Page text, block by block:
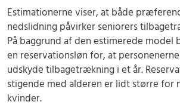
Estimationerne viser, at både
nedslidning påvirker seniorers
På baggrund af den estimerede model
en reservationsløn for, at
udskyde tilbagetrækning i et år.
stigende med alderen er lidt større for
kvinder.